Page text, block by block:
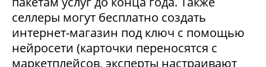
селлеры могут бесплатно создать
интернет-магазин под ключ с помощью
нейросети (карточки переносятся с
маркетплейсов, эксперты настраивают